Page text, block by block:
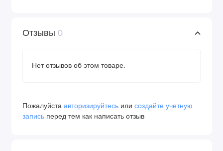
Отзывы 0
Нет отзывов об этом товаре.
Пожалуйста авторизируйтесь или создайте учетную
запись перед тем как написать отзыв